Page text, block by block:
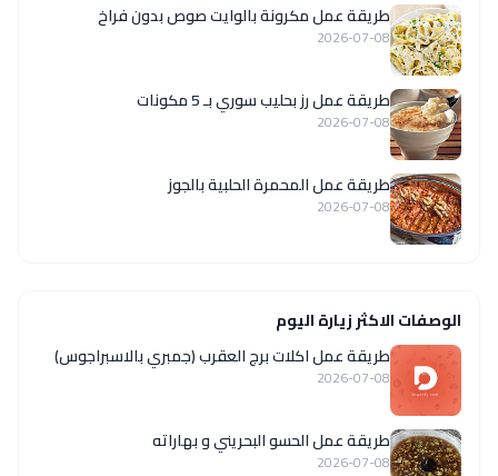
طريقة عمل مكرونة بالوايت صوص بدون فراخ
2026-07-08
طريقة عمل رز بحليب سوري بـ 5 مكونات
2026-07-08
طريقة عمل المحمرة الحلبية بالجوز
2026-07-08
الوصفات الاكثر زيارة اليوم
طريقة عمل اكلات برج العقرب (جمبري بالاسبراجوس)
2026-07-08
طريقة عمل الحسو البحريني و بهاراته
2026-07-08